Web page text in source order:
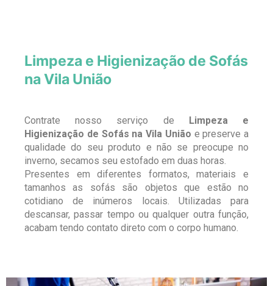
Limpeza e Higienização de Sofás
na Vila União
Contrate nosso serviço de Limpeza e
Higienização de Sofás na Vila União e preserve a
qualidade do seu produto e não se preocupe no
inverno, secamos seu estofado em duas horas.
Presentes em diferentes formatos, materiais e
tamanhos as sofás são objetos que estão no
cotidiano de inúmeros locais. Utilizadas para
descansar, passar tempo ou qualquer outra função,
acabam tendo contato direto com o corpo humano.